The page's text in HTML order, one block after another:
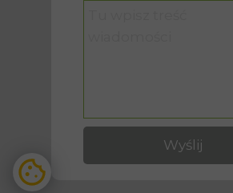
Wyślij